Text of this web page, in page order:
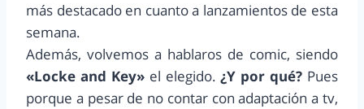
más destacado en cuanto a lanzamientos de esta
semana.
Además, volvemos a hablaros de comic, siendo
«Locke and Key»el elegido.¿Y por qué? Pues
porque a pesar de no contar con adaptación a tv,